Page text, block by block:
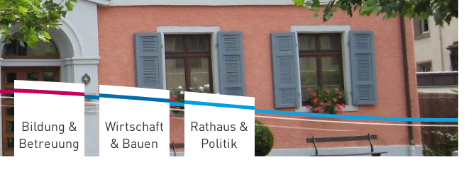
Bildung &
Betreuung
Wirtschaft
& Bauen
Rathaus &
Politik